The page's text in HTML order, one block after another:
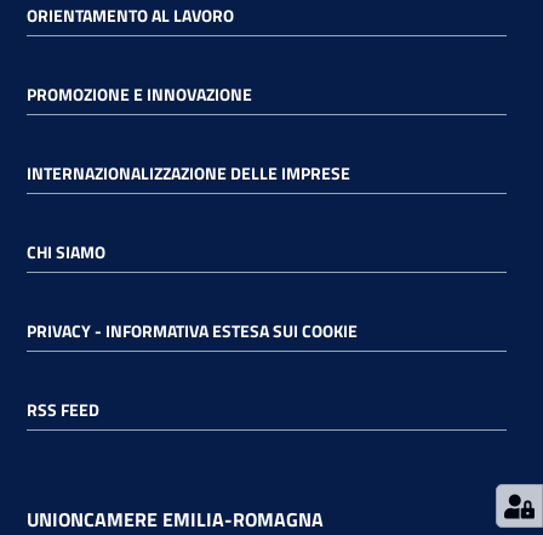
Internazionalizzazione
delle
Chi
siamo
RSS
ORIENTAMENTO AL LAVORO
PROMOZIONE E INNOVAZIONE
INTERNAZIONALIZZAZIONE DELLE IMPRESE
CHI SIAMO
PRIVACY - INFORMATIVA ESTESA SUI COOKIE
RSS FEED
UNIONCAMERE EMILIA-ROMAGNA